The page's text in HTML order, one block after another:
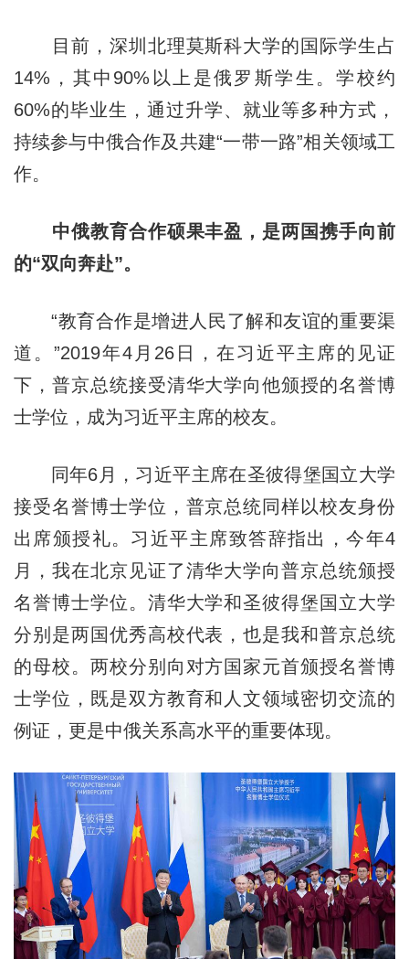
目前，深圳北理莫斯科大学的国际学生占
14%，其中90%以上是俄罗斯学生。学校约
60%的毕业生，通过升学、就业等多种方式，
持续参与中俄合作及共建“一带一路”相关领域工
作。
中俄教育合作硕果丰盈，是两国携手向前
的“双向奔赴”。
“教育合作是增进人民了解和友谊的重要渠
道。”2019年4月26日，在习近平主席的见证
下，普京总统接受清华大学向他颁授的名誉博
士学位，成为习近平主席的校友。
同年6月，习近平主席在圣彼得堡国立大学
接受名誉博士学位，普京总统同样以校友身份
出席颁授礼。习近平主席致答辞指出，今年4
月，我在北京见证了清华大学向普京总统颁授
名誉博士学位。清华大学和圣彼得堡国立大学
分别是两国优秀高校代表，也是我和普京总统
的母校。两校分别向对方国家元首颁授名誉博
士学位，既是双方教育和人文领域密切交流的
例证，更是中俄关系高水平的重要体现。